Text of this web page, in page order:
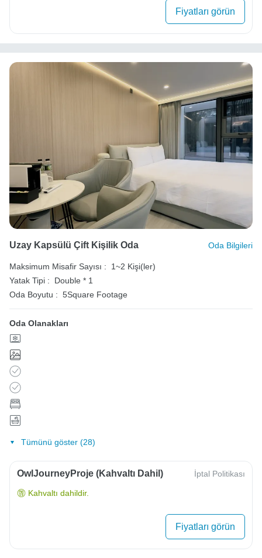
Fiyatları görün
Uzay Kapsülü Çift Kişilik Oda Oda Bilgileri
Maksimum Misafir Sayısı :
1~2 Kişi(ler)
Yatak Tipi :
Double * 1
Oda Boyutu : 5Square Footage
Oda Olanakları
Tümünü göster (28)
OwlJourneyProje (Kahvaltı Dahil) İptal Politikası
Kahvaltı dahildir.
Fiyatları görün